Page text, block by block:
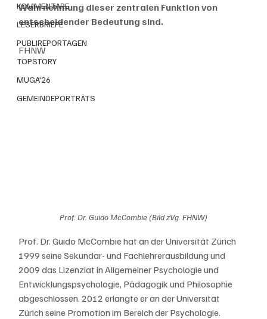
KOMMENTARE
LESERBRIEFE
PUBLIREPORTAGEN
TOPSTORY
MUGA'26
GEMEINDEPORTRÄTS
Wahrnehmung dieser zentralen Funktion von
entscheidender Bedeutung sind.
FHNW
Prof. Dr. Guido McCombie (Bild zVg. FHNW)
Prof. Dr. Guido McCombie hat an der Universität Zürich
1999 seine Sekundar- und Fachlehrerausbildung und
2009 das Lizenziat in Allgemeiner Psychologie und
Entwicklungspsychologie, Pädagogik und Philosophie
abgeschlossen. 2012 erlangte er an der Universität
Zürich seine Promotion im Bereich der Psychologie.